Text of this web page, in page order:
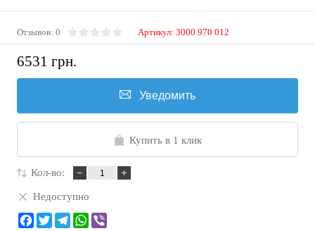
Отзывов: 0 Артикул: 3000 970 012
6531 грн.
Уведомить
Купить в 1 клик
Кол-во:
Недоступно